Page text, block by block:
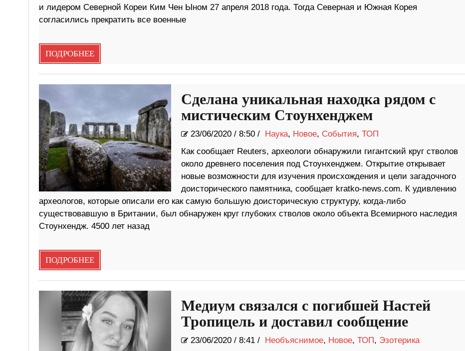
и лидером Северной Кореи Ким Чен Ыном 27 апреля 2018 года. Тогда Северная и Южная Корея
согласились прекратить все военные
ПОДРОБНЕЕ
Сделана уникальная находка рядом с
мистическим Стоунхенджем
23/06/2020/ 8:50 / Наука, Новое, События, ТОП
Как сообщает Reuters, археологи обнаружили гигантский круг стволов
около древнего поселения под Стоунхенджем. Открытие открывает
новые возможности для изучения происхождения и цели загадочного
доисторического памятника, сообщает kratko-news.com. К удивлению
археологов, которые описали его как самую большую доисторическую структуру, когда-либо
существовавшую в Британии, был обнаружен круг глубоких стволов около объекта Всемирного наследия
Стоунхендж. 4500 лет назад
ПОДРОБНЕЕ
Медиум связался с погибшей Настей
Тропицель и доставил сообщение
23/06/2020/ 8:41 / Необъяснимое, Новое, ТОП, Эзотерика